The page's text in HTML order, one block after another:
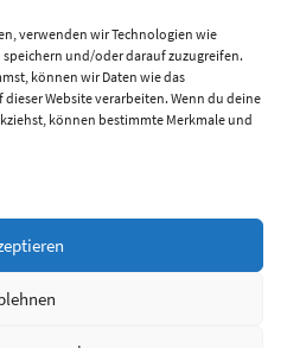
verwenden wir Technologien wie
und/oder darauf zuzugreifen.
können wir Daten wie das
Website verarbeiten. Wenn du deine
können bestimmte Merkmale und